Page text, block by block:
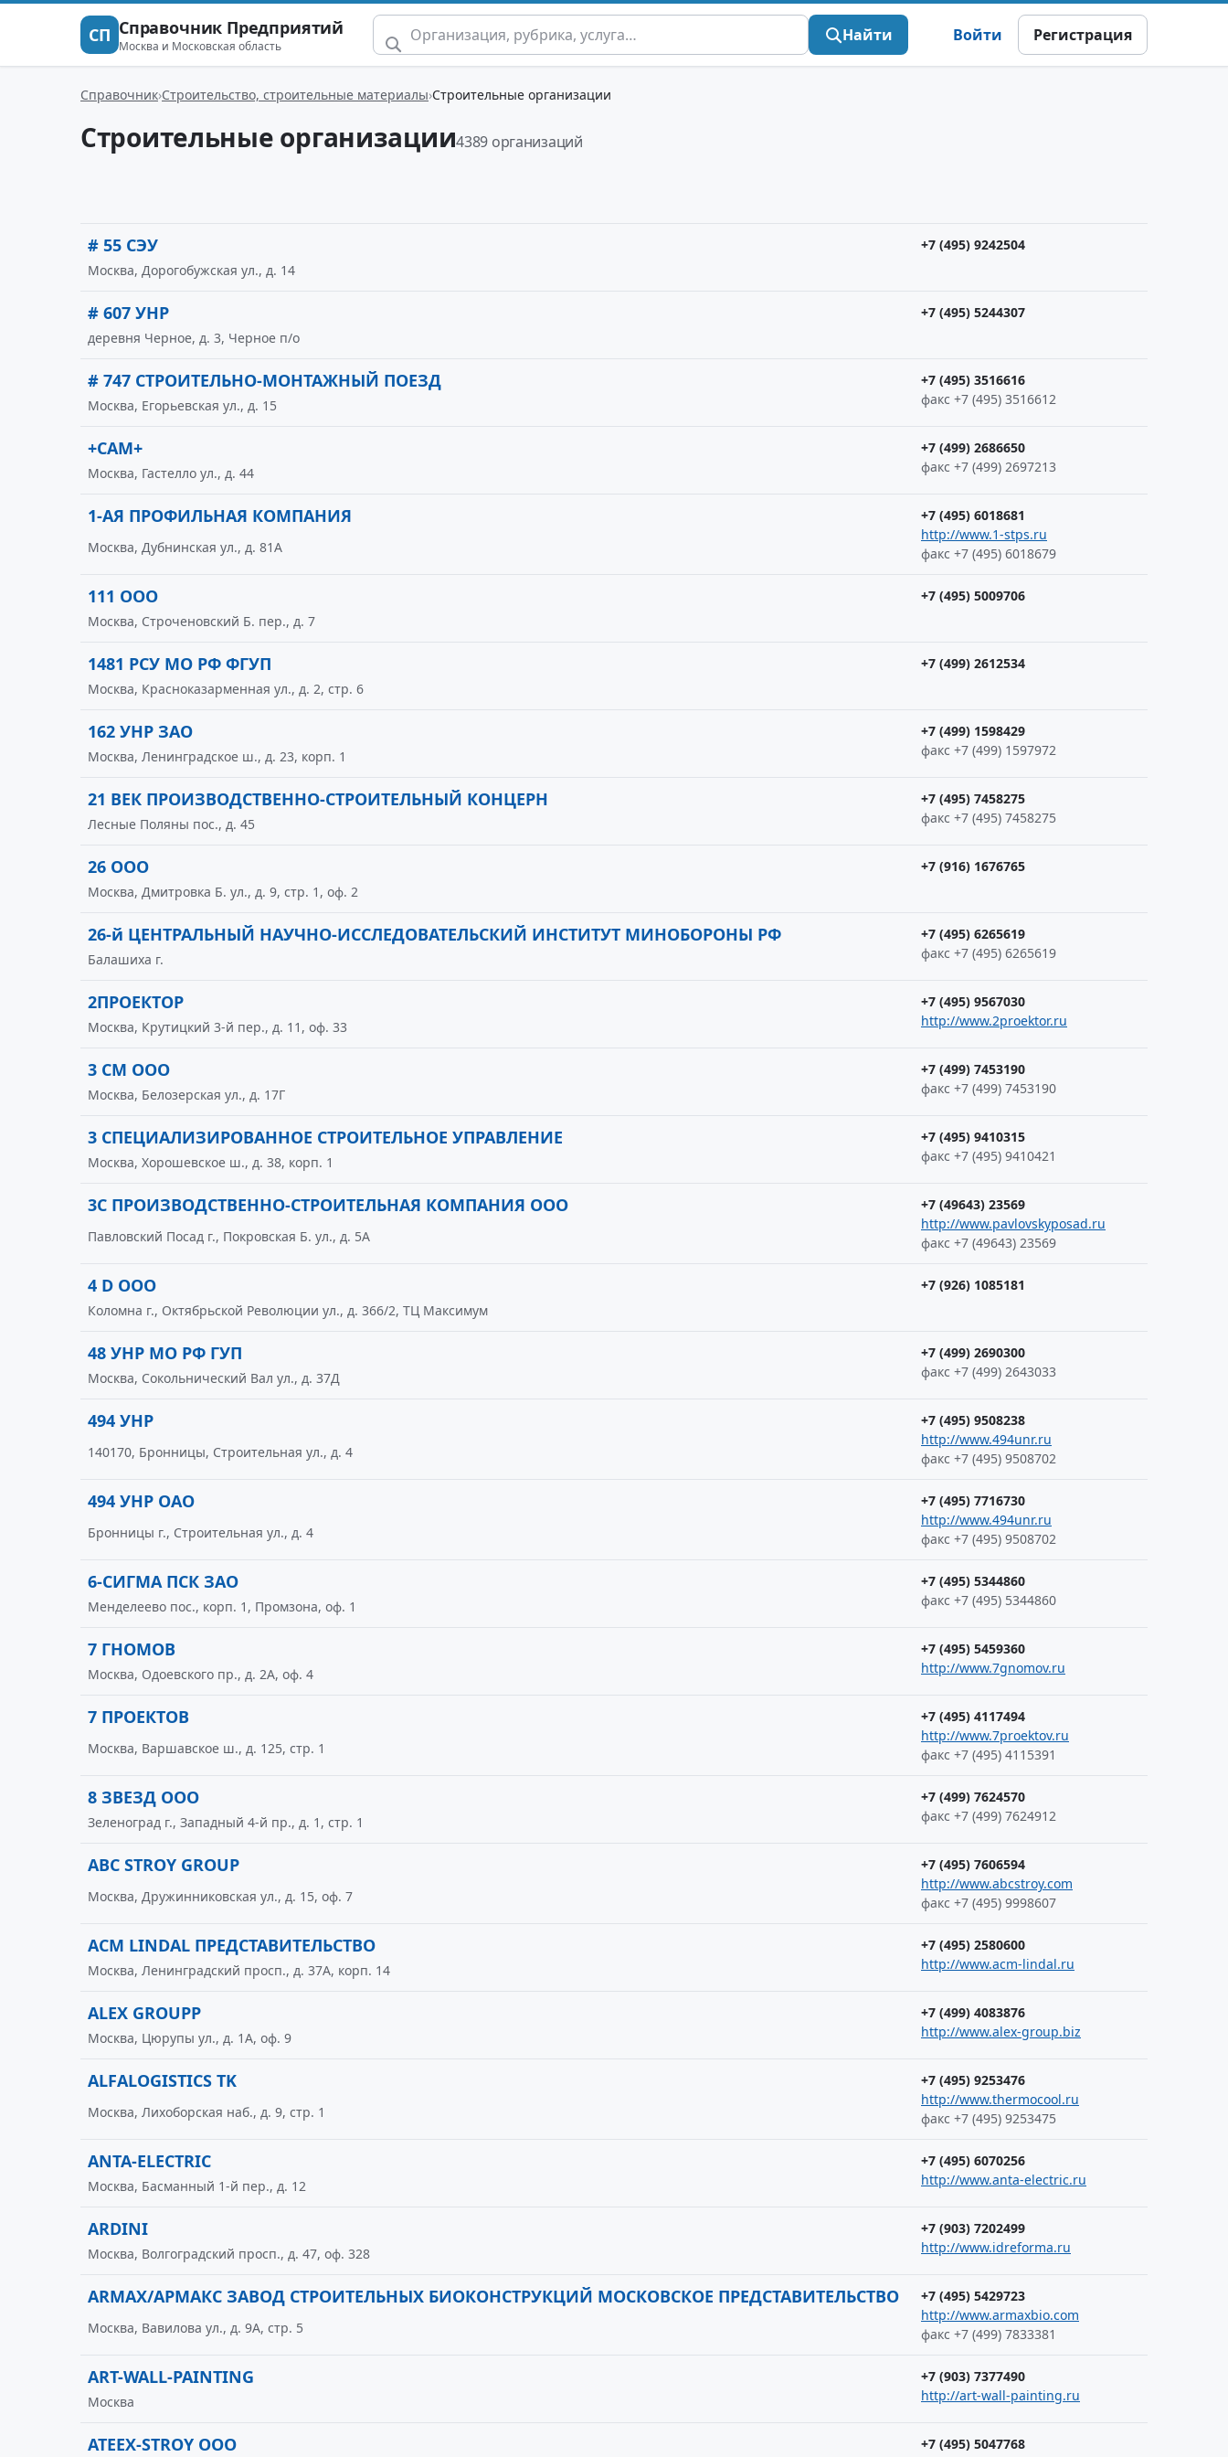
СП Справочник Предприятий
Москва и Московская область
Найти Войти Регистрация
Справочник Строительство, строительные материалы Строительные организации
Строительные организации4389 организаций
# 55 СЭУ
+7 (495) 9242504
Москва, Дорогобужская ул., д. 14
# 607 УНР
+7 (495) 5244307
деревня Черное, д. 3, Черное п/о
# 747 СТРОИТЕЛЬНО-МОНТАЖНЫЙ ПОЕЗД
+7 (495) 3516616
факс +7 (495) 3516612
Москва, Егорьевская ул., д. 15
+САМ+
+7 (499) 2686650
факс +7 (499) 2697213
Москва, Гастелло ул., д. 44
1-АЯ ПРОФИЛЬНАЯ КОМПАНИЯ
+7 (495) 6018681
http://www.1-stps.ru
факс +7 (495) 6018679
Москва, Дубнинская ул., д. 81А
111 ООО
+7 (495) 5009706
Москва, Строченовский Б. пер., д. 7
1481 РСУ МО РФ ФГУП
+7 (499) 2612534
Москва, Красноказарменная ул., д. 2, стр. 6
162 УНР ЗАО
+7 (499) 1598429
факс +7 (499) 1597972
Москва, Ленинградское ш., д. 23, корп. 1
21 ВЕК ПРОИЗВОДСТВЕННО-СТРОИТЕЛЬНЫЙ КОНЦЕРН
+7 (495) 7458275
факс +7 (495) 7458275
Лесные Поляны пос., д. 45
26 ООО
+7 (916) 1676765
Москва, Дмитровка Б. ул., д. 9, стр. 1, оф. 2
26-й ЦЕНТРАЛЬНЫЙ НАУЧНО-ИССЛЕДОВАТЕЛЬСКИЙ ИНСТИТУТ МИНОБОРОНЫ РФ
+7 (495) 6265619
факс +7 (495) 6265619
Балашиха г.
2ПРОЕКТОР
+7 (495) 9567030
http://www.2proektor.ru
Москва, Крутицкий 3-й пер., д. 11, оф. 33
3 СМ ООО
+7 (499) 7453190
факс +7 (499) 7453190
Москва, Белозерская ул., д. 17Г
3 СПЕЦИАЛИЗИРОВАННОЕ СТРОИТЕЛЬНОЕ УПРАВЛЕНИЕ
+7 (495) 9410315
факс +7 (495) 9410421
Москва, Хорошевское ш., д. 38, корп. 1
3С ПРОИЗВОДСТВЕННО-СТРОИТЕЛЬНАЯ КОМПАНИЯ ООО
+7 (49643) 23569
http://www.pavlovskyposad.ru
факс +7 (49643) 23569
Павловский Посад г., Покровская Б. ул., д. 5А
4 D ООО
+7 (926) 1085181
Коломна г., Октябрьской Революции ул., д. 366/2, ТЦ Максимум
48 УНР МО РФ ГУП
+7 (499) 2690300
факс +7 (499) 2643033
Москва, Сокольнический Вал ул., д. 37Д
494 УНР
+7 (495) 9508238
http://www.494unr.ru
факс +7 (495) 9508702
140170, Бронницы, Строительная ул., д. 4
494 УНР ОАО
+7 (495) 7716730
http://www.494unr.ru
факс +7 (495) 9508702
Бронницы г., Строительная ул., д. 4
6-СИГМА ПСК ЗАО
+7 (495) 5344860
факс +7 (495) 5344860
Менделеево пос., корп. 1, Промзона, оф. 1
7 ГНОМОВ
+7 (495) 5459360
http://www.7gnomov.ru
Москва, Одоевского пр., д. 2А, оф. 4
7 ПРОЕКТОВ
+7 (495) 4117494
http://www.7proektov.ru
факс +7 (495) 4115391
Москва, Варшавское ш., д. 125, стр. 1
8 ЗВЕЗД ООО
+7 (499) 7624570
факс +7 (499) 7624912
Зеленоград г., Западный 4-й пр., д. 1, стр. 1
ABC STROY GROUP
+7 (495) 7606594
http://www.abcstroy.com
факс +7 (495) 9998607
Москва, Дружинниковская ул., д. 15, оф. 7
ACM LINDAL ПРЕДСТАВИТЕЛЬСТВО
+7 (495) 2580600
http://www.acm-lindal.ru
Москва, Ленинградский просп., д. 37А, корп. 14
ALEX GROUPP
+7 (499) 4083876
http://www.alex-group.biz
Москва, Цюрупы ул., д. 1А, оф. 9
ALFALOGISTICS TK
+7 (495) 9253476
http://www.thermocool.ru
факс +7 (495) 9253475
Москва, Лихоборская наб., д. 9, стр. 1
ANTA-ELECTRIC
+7 (495) 6070256
http://www.anta-electric.ru
Москва, Басманный 1-й пер., д. 12
ARDINI
+7 (903) 7202499
http://www.idreforma.ru
Москва, Волгоградский просп., д. 47, оф. 328
ARMAX/АРМАКС ЗАВОД СТРОИТЕЛЬНЫХ БИОКОНСТРУКЦИЙ МОСКОВСКОЕ ПРЕДСТАВИТЕЛЬСТВО
+7 (495) 5429723
http://www.armaxbio.com
факс +7 (499) 7833381
Москва, Вавилова ул., д. 9А, стр. 5
ART-WALL-PAINTING
+7 (903) 7377490
http://art-wall-painting.ru
Москва
ATEEX-STROY ООО
+7 (495) 5047768